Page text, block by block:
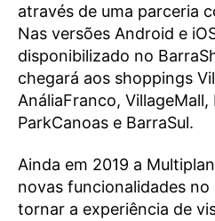
através de uma parceria
Nas versões Android e
disponibilizado no
chegará aos shoppings
AnáliaFranco,
ParkCanoas e BarraSul.
Ainda em 2019 a
novas funcionalidades
tornar a experiência de